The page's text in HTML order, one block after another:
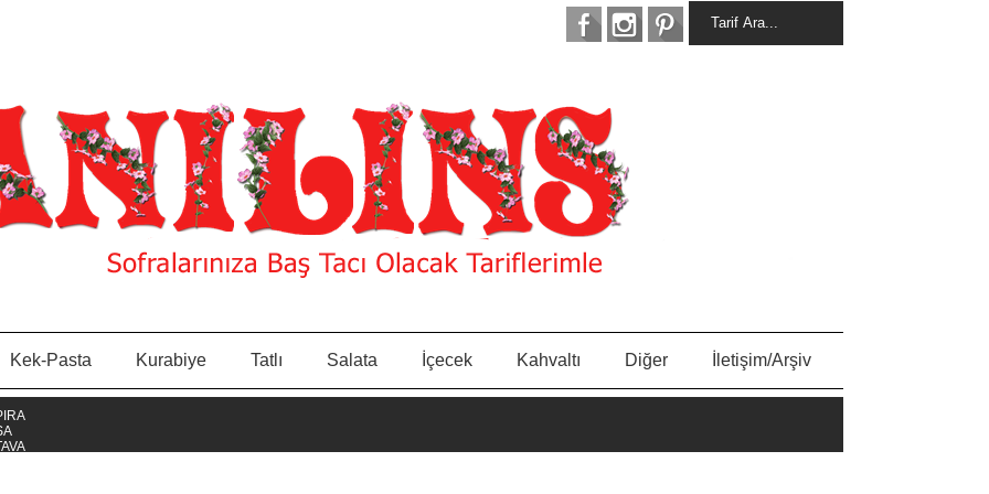
Kek-Pasta Kurabiye Tatlı Salata İçecek Kahvaltı Diğer İletişim/Arşiv